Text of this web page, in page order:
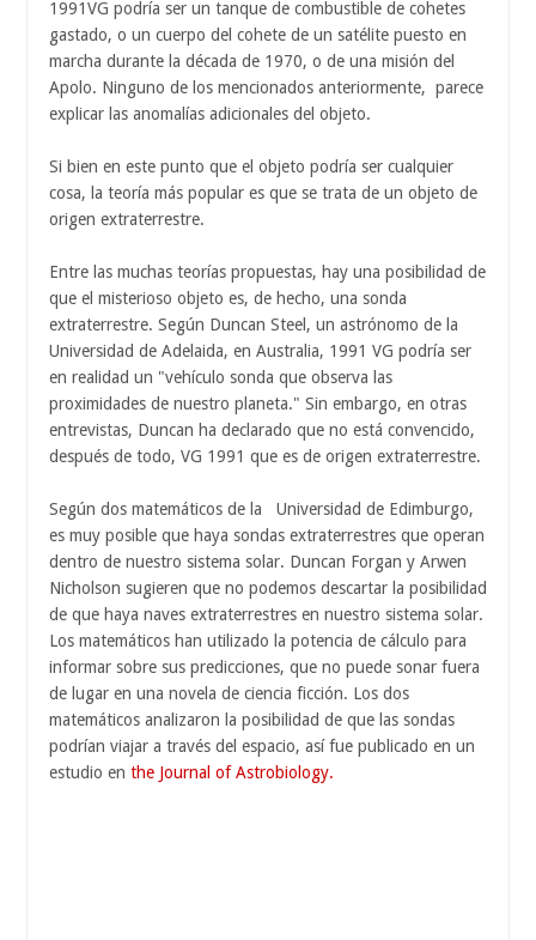
1991VG podría ser un tanque de combustible de cohetes
gastado, o un cuerpo del cohete de un satélite puesto en
marcha durante la década de 1970, o de una misión del
Apolo. Ninguno de los mencionados anteriormente, parece
explicar las anomalías adicionales del objeto.
Si bien en este punto que el objeto podría ser cualquier
cosa, la teoría más popular es que se trata de un objeto de
origen extraterrestre.
Entre las muchas teorías propuestas, hay una posibilidad de
que el misterioso objeto es, de hecho, una sonda
extraterrestre. Según Duncan Steel, un astrónomo de la
Universidad de Adelaida, en Australia, 1991 VG podría ser
en realidad un "vehículo sonda que observa las
proximidades de nuestro planeta." Sin embargo, en otras
entrevistas, Duncan ha declarado que no está convencido,
después de todo, VG 1991 que es de origen extraterrestre.
Según dos matemáticos de la Universidad de Edimburgo,
es muy posible que haya sondas extraterrestres que operan
dentro de nuestro sistema solar. Duncan Forgan y Arwen
Nicholson sugieren que no podemos descartar la posibilidad
de que haya naves extraterrestres en nuestro sistema solar.
Los matemáticos han utilizado la potencia de cálculo para
informar sobre sus predicciones, que no puede sonar fuera
de lugar en una novela de ciencia ficción. Los dos
matemáticos analizaron la posibilidad de que las sondas
podrían viajar a través del espacio, así fue publicado en un
estudio en the Journal of Astrobiology.